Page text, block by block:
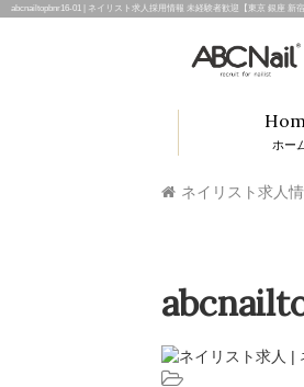
abcnailtopbnr16-01 | ネイリスト求人採用情報 未経験者歓迎【東京 銀座
ホー
ネイリスト求人